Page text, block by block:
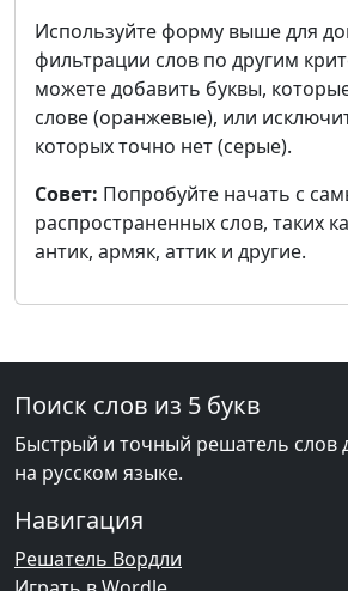
Используйте форму выше для
фильтрации слов по другим
можете добавить буквы,
слове (оранжевые), или
которых точно нет (серые).
Совет: Попробуйте начать с
распространенных слов, таких
антик, армяк, аттик и другие.
Поиск слов из 5 букв
Быстрый и точный решатель слов
на русском языке.
Навигация
Решатель Вордли